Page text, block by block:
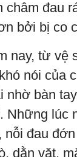
châm đau
bởi bị co
nay, từ vệ
nói của
nhờ bàn
Những lúc
nỗi đau
dằn vặt,